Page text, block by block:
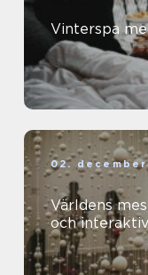
Vinterspa
02.
Världens
och